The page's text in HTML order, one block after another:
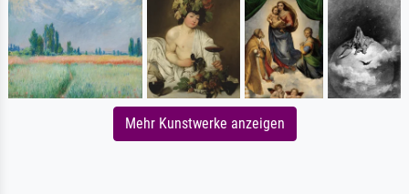
Mehr Kunstwerke anzeigen